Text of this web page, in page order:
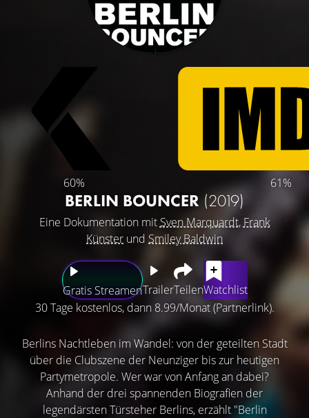
60% 61%
BERLIN BOUNCER (2019)
Eine Dokumentation mit Sven Marquardt, Frank
Künster und Smiley Baldwin
Gratis StreamenTrailerTeilenWatchlist
30 Tage kostenlos, dann 8.99/Monat (Partnerlink).
Berlins Nachtleben im Wandel: von der geteilten Stadt
über die Clubszene der Neunziger bis zur heutigen
Partymetropole. Wer war von Anfang an dabei?
Anhand der drei spannenden Biografien der
legendärsten Türsteher Berlins, erzählt "Berlin